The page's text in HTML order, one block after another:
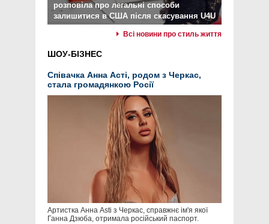
розповіла про легальні способи
залишитися в США після скасування U4U
Всі новини про стиль життя
ШОУ-БІЗНЕС
Співачка Анна Асті, родом з Черкас,
стала громадянкою Росії
Артистка Анна Asti з Черкас, справжнє ім'я якої
Ганна Дзюба, отримала російський паспорт.